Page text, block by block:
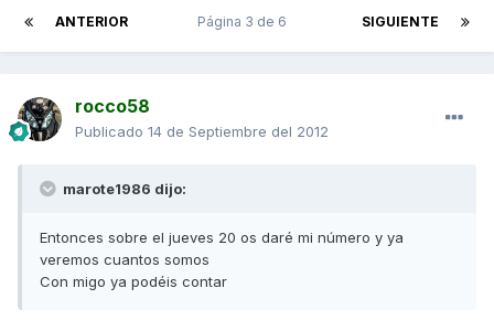
ANTERIOR SIGUIENTE
Página 3 de 6
rocco58
Publicado 14 de Septiembre del 2012
marote1986 dijo:
Entonces sobre el jueves 20 os daré mi número y ya
veremos cuantos somos
Con migo ya podéis contar